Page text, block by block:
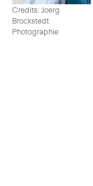
Credits: Joerg
Brockstedt
Photographie